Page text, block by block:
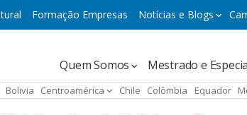
Formação Empresas Notícias e Blogs
Navegación
principal
Quem Somos Mestrado e
Bolivia Centroamérica Chile Colômbia Equador